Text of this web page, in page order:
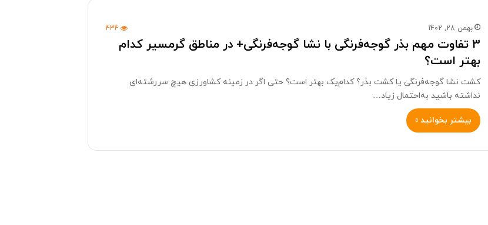
بهمن 28, 1402 434
3 تفاوت مهم بذر گوجه‌فرنگی با نشا گوجه‌فرنگی+ در مناطق گرمسیر کدام
بهتر است؟
کشت نشا گوجه‌فرنگی یا کشت بذر؟ کدام‌یک بهتر است؟ حتی اگر در زمینه کشاورزی هیچ سررشته‌ای
نداشته باشید به‌احتمال زیاد…
بیشتر بخوانید »